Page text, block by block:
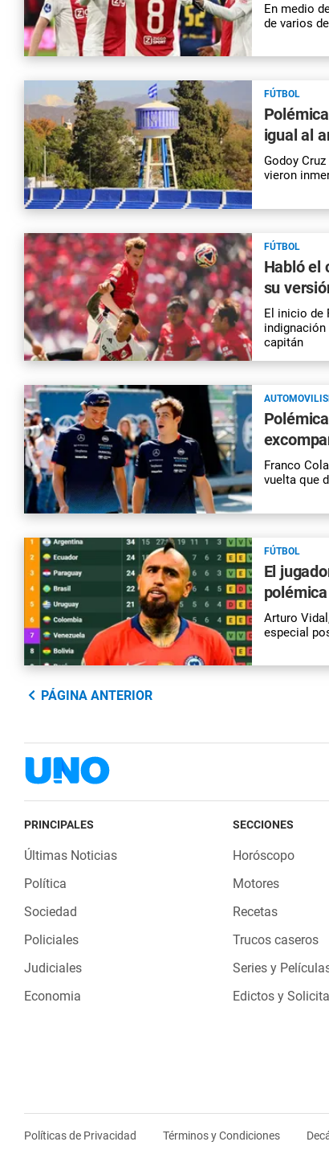
En medio
de varios
FÚTBOL
igual al
Godoy
vieron
FÚTBOL
Habló el
su
El inicio de
capitán
Franco
vuelta que
FÚTBOL
El
Arturo
especial
PÁGINA ANTERIOR
PRINCIPALES
Últimas Noticias
Política
Sociedad
Policiales
Judiciales
Economia
SECCIONES
Horóscopo
Motores
Recetas
Trucos caseros
Series y
Edictos y
Políticas de Privacidad Términos y Condiciones